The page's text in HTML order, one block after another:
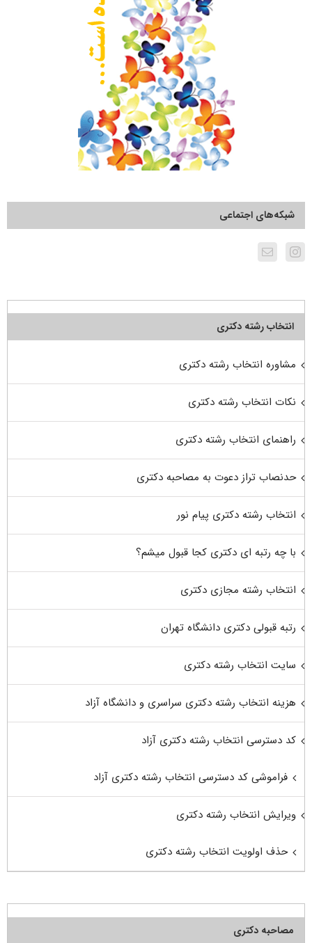
شبکه‌های اجتماعی
انتخاب رشته دکتری
مشاوره انتخاب رشته دکتری
نکات انتخاب رشته دکتری
راهنمای انتخاب رشته دکتری
حدنصاب تراز دعوت به مصاحبه دکتری
انتخاب رشته دکتری پیام نور
با چه رتبه ای دکتری کجا قبول میشم؟
انتخاب رشته مجازی دکتری
رتبه قبولی دکتری دانشگاه تهران
سایت انتخاب رشته دکتری
هزینه انتخاب رشته دکتری سراسری و دانشگاه آزاد
کد دسترسی انتخاب رشته دکتری آزاد
فراموشی کد دسترسی انتخاب رشته دکتری آزاد
ویرایش انتخاب رشته دکتری
حذف اولویت انتخاب رشته دکتری
مصاحبه دکتری